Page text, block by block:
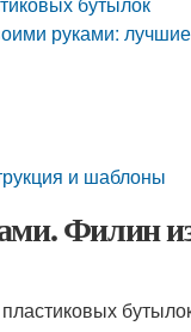
руками:
и шаблоны
Филин